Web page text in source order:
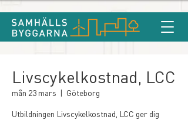
Livscykelkostnad, LCC
mån 23 mars
  |
Göteborg
Utbildningen Livscykelkostnad, LCC ger dig